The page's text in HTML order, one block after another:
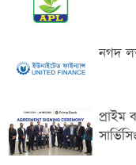
নগদ
প্রাইম